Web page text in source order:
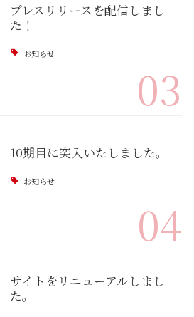
プレスリリースを配信しまし
た！
お知らせ
03
10期目に突入いたしました。
お知らせ
04
サイトをリニューアルしまし
た。